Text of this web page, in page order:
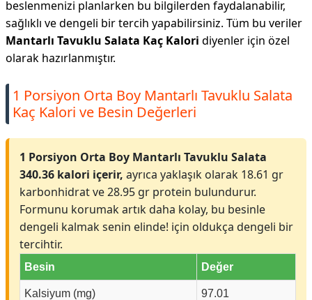
beslenmenizi planlarken bu bilgilerden faydalanabilir,
sağlıklı ve dengeli bir tercih yapabilirsiniz. Tüm bu veriler
Mantarlı Tavuklu Salata Kaç Kalori diyenler için özel
olarak hazırlanmıştır.
1 Porsiyon Orta Boy Mantarlı Tavuklu Salata
Kaç Kalori ve Besin Değerleri
1 Porsiyon Orta Boy Mantarlı Tavuklu Salata
340.36 kalori içerir, ayrıca yaklaşık olarak 18.61 gr
karbonhidrat ve 28.95 gr protein bulundurur.
Formunu korumak artık daha kolay, bu besinle
dengeli kalmak senin elinde! için oldukça dengeli bir
tercihtir.
Besin Değer
Kalsiyum (mg) 97.01